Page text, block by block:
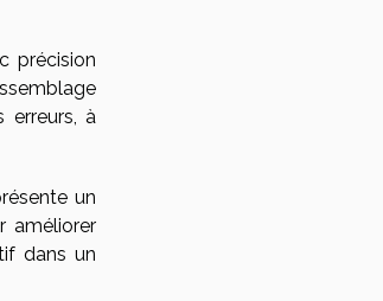
précision
erreurs, à
un
améliorer
dans un